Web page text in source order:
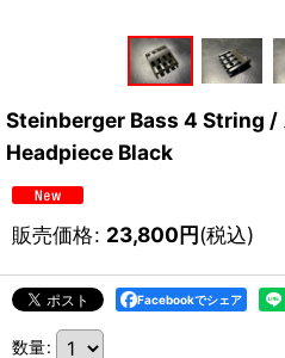
Steinberger Bass 4 String /
Headpiece Black
販売価格: 23,800円(税込)
Facebookでシェア
数量: